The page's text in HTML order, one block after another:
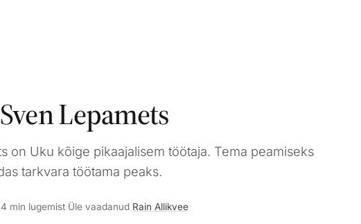
Lepamets
on Uku kõige pikaajalisem töötaja. Tema peamiseks
tarkvara töötama peaks.
4 min lugemist·Üle vaadanud Rain Allikvee